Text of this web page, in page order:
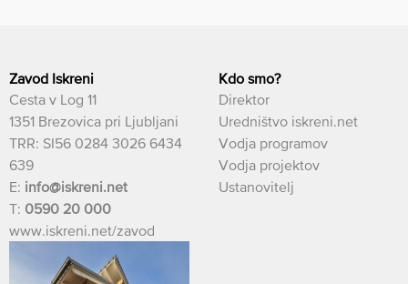
Zavod Iskreni
Cesta v Log 11
1351 Brezovica pri Ljubljani
TRR: SI56 0284 3026 6434
639
E: info@iskreni.net
T: 0590 20 000
www.iskreni.net/zavod
Kdo smo?
Direktor
Uredništvo iskreni.net
Vodja programov
Vodja projektov
Ustanovitelj